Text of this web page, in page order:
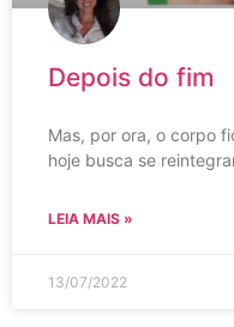
Depois do fim
Mas, por ora, o corpo
hoje busca se
LEIA MAIS »
13/07/2022